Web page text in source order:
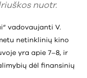
nuotr.
vadovaujanti V.
netinklinių kino
yra apie 7–8, ir
dėl finansinių